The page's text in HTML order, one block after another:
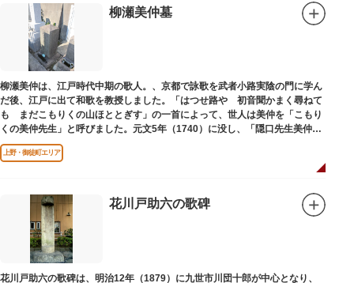
柳瀬美仲墓
柳瀬美仲は、江戸時代中期の歌人。、京都で詠歌を武者小路実陰の門に学ん
だ後、江戸に出て和歌を教授しました。「はつせ路や 初音聞かまく尋ねて
も まだこもりくの山ほととぎす」の一首によって、世人は美仲を「こもり
くの美仲先生」と呼びました。元文5年（1740）に没し、「隠口先生美仲甫
之墓」と刻まれた墓が教證寺（きょうしょうじ）にあります。
上野・御徒町エリア
花川戸助六の歌碑
花川戸助六の歌碑は、明治12年（1879）に九世市川団十郎が中心となり、